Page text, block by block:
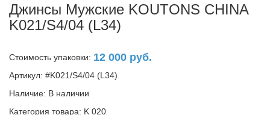
Джинсы Мужские KOUTONS CHINA
K021/S4/04 (L34)
Стоимость упаковки: 12 000 руб.
Артикул: #K021/S4/04 (L34)
Наличие: В наличии
Категория товара: K 020